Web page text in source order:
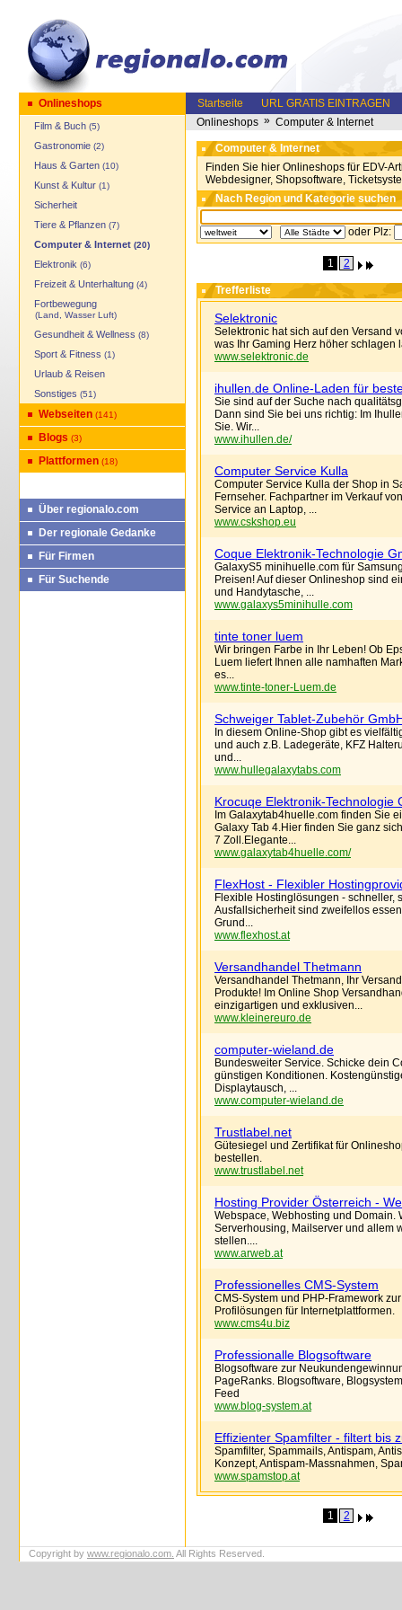
Onlineshops
Film & Buch (5)
Gastronomie (2)
Haus & Garten (10)
Kunst & Kultur (1)
Sicherheit
Tiere & Pflanzen (7)
Computer & Internet (20)
Elektronik (6)
Freizeit & Unterhaltung (4)
Fortbewegung
(Land, Wasser Luft)
Gesundheit & Wellness (8)
Sport & Fitness (1)
Urlaub & Reisen
Sonstiges (51)
Webseiten (141)
Blogs (3)
Plattformen (18)
Über regionalo.com
Der regionale Gedanke
Für Firmen
Für Suchende
Startseite
URL GRATIS EINTRAGEN
Onlineshops » Computer & Internet
Computer & Internet
Finden Sie hier Onlineshops für EDV-
Webdesigner, Shopsoftware,
Nach Region und Kategorie suchen
oder Plz:
1 2
Trefferliste
Selektronic
Selektronic hat sich auf den Versand
was Ihr Gaming Herz höher schlagen
www.selektronic.de
ihullen.de Online-Laden für
Sie sind auf der Suche nach
Dann sind Sie bei uns richtig: Im
Sie. Wir...
www.ihullen.de/
Computer Service Kulla
Computer Service Kulla der Shop in
Fernseher. Fachpartner im Verkauf
Service an Laptop, ...
www.cskshop.eu
Coque Elektronik-Technologie
GalaxyS5 minihuelle.com für
Preisen! Auf dieser Onlineshop sind
und Handytasche, ...
www.galaxys5minihulle.com
tinte toner luem
Wir bringen Farbe in Ihr Leben! Ob
Luem liefert Ihnen alle namhaften
es...
www.tinte-toner-Luem.de
Schweiger Tablet-Zubehör
In diesem Online-Shop gibt es
und auch z.B. Ladegeräte, KFZ
und...
www.hullegalaxytabs.com
Krocuqe Elektronik-Technologie
Im Galaxytab4huelle.com finden Sie
Galaxy Tab 4.Hier finden Sie ganz
7 Zoll.Elegante...
www.galaxytab4huelle.com/
FlexHost - Flexibler
Flexible Hostinglösungen - schneller,
Ausfallsicherheit sind zweifellos
Grund...
www.flexhost.at
Versandhandel Thetmann
Versandhandel Thetmann, Ihr
Produkte! Im Online Shop
einzigartigen und exklusiven...
www.kleinereuro.de
computer-wieland.de
Bundesweiter Service. Schicke dein
günstigen Konditionen.
Displaytausch, ...
www.computer-wieland.de
Trustlabel.net
Gütesiegel und Zertifikat für
bestellen.
www.trustlabel.net
Hosting Provider Österreich -
Webspace, Webhosting und Domain.
Serverhousing, Mailserver und allem
stellen....
www.arweb.at
Professionelles CMS-System
CMS-System und PHP-Framework
Profilösungen für Internetplattformen.
www.cms4u.biz
Professionalle Blogsoftware
Blogsoftware zur
PageRanks. Blogsoftware,
Feed
www.blog-system.at
Effizienter Spamfilter - filtert bis
Spamfilter, Spammails, Antispam,
Konzept, Antispam-Massnahmen,
www.spamstop.at
1 2
Copyright by www.regionalo.com. All Rights Reserved.